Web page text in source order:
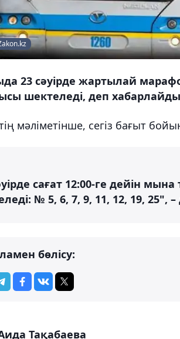
23 сәуірде жартылай
шектеледі, деп
мәліметінше, сегіз бағыт
сағат 12:00-ге дейін
№ 5, 6, 7, 9, 11, 12, 19, 25",
бөлісу:
Тақабаева